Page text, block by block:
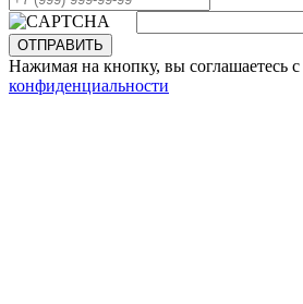
ОТПРАВИТЬ
Нажимая на кнопку, вы соглашаетесь с
конфиденциальности